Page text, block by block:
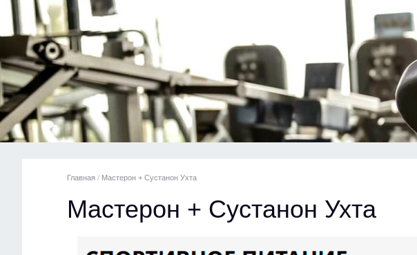
Главная / Мастерон + Сустанон Ухта
Мастерон + Сустанон Ухта